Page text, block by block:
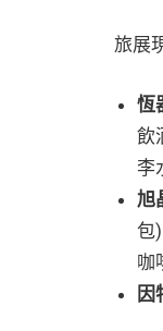
旅展
恆
飲
李
旭
包
咖
因